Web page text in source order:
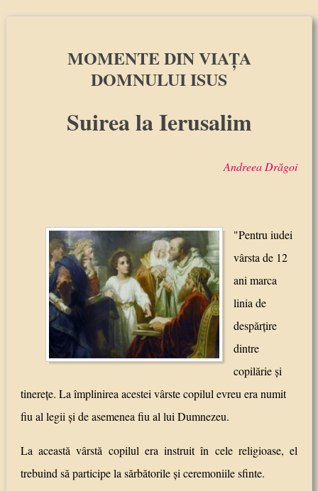
MOMENTE DIN VIAŢA
DOMNULUI ISUS
Suirea la Ierusalim
Andreea Drăgoi
"Pentru iudei
vârsta de 12
ani marca
linia de
despărţire
dintre
copilărie şi
tinereţe. La împlinirea acestei vârste copilul evreu era numit
fiu al legii şi de asemenea fiu al lui Dumnezeu.
La această vârstă copilul era instruit în cele religioase, el
trebuind să participe la sărbătorile şi ceremoniile sfinte.